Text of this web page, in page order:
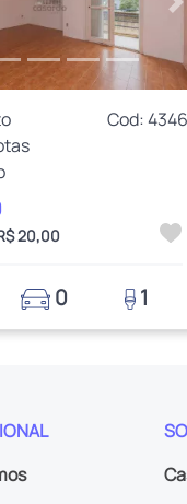
Cod: 4346
20,00
0 1